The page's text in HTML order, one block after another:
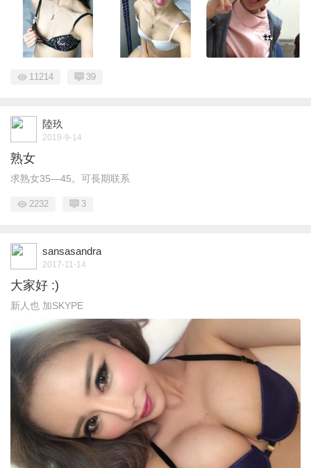
11214 39
陸玖
2019-9-14
熟女
求熟女35—45。可長期联系
2232 3
sansasandra
2017-11-14
大家好 :)
新人也 加SKYPE